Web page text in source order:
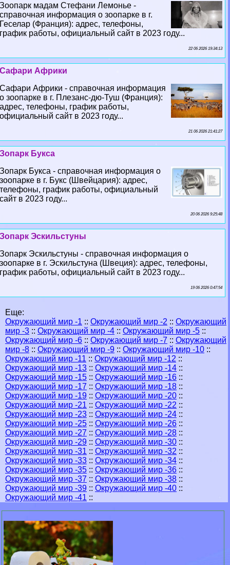
Зоопарк мадам Стефани Лемонье -
справочная информация о зоопарке в г.
Геселар (Франция): адрес, телефоны,
график работы, официальный сайт в 2023 году...
22 06 2026 19:34:13
Сафари Африки
Сафари Африки - справочная информация
о зоопарке в г. Плезанс-дю-Туш (Франция):
адрес, телефоны, график работы,
официальный сайт в 2023 году...
21 06 2026 21:41:27
Зопарк Букса
Зопарк Букса - справочная информация о
зоопарке в г. Букс (Швейцария): адрес,
телефоны, график работы, официальный
сайт в 2023 году...
20 06 2026 9:25:48
Зопарк Эскильстуны
Зопарк Эскильстуны - справочная информация о
зоопарке в г. Эскильстуна (Швеция): адрес, телефоны,
график работы, официальный сайт в 2023 году...
19 06 2026 0:47:54
Еще:
Окружающий мир -1 :: Окружающий мир -2 :: Окружающий
мир -3 :: Окружающий мир -4 :: Окружающий мир -5 ::
Окружающий мир -6 :: Окружающий мир -7 :: Окружающий
мир -8 :: Окружающий мир -9 :: Окружающий мир -10 ::
Окружающий мир -11 :: Окружающий мир -12 ::
Окружающий мир -13 :: Окружающий мир -14 ::
Окружающий мир -15 :: Окружающий мир -16 ::
Окружающий мир -17 :: Окружающий мир -18 ::
Окружающий мир -19 :: Окружающий мир -20 ::
Окружающий мир -21 :: Окружающий мир -22 ::
Окружающий мир -23 :: Окружающий мир -24 ::
Окружающий мир -25 :: Окружающий мир -26 ::
Окружающий мир -27 :: Окружающий мир -28 ::
Окружающий мир -29 :: Окружающий мир -30 ::
Окружающий мир -31 :: Окружающий мир -32 ::
Окружающий мир -33 :: Окружающий мир -34 ::
Окружающий мир -35 :: Окружающий мир -36 ::
Окружающий мир -37 :: Окружающий мир -38 ::
Окружающий мир -39 :: Окружающий мир -40 ::
Окружающий мир -41 ::